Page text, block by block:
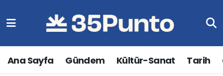
Ana Sayfa Gündem Kültür-Sanat Tarih